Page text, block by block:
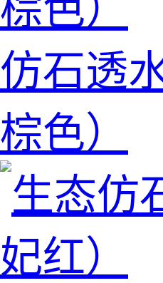
仿石透
棕色）